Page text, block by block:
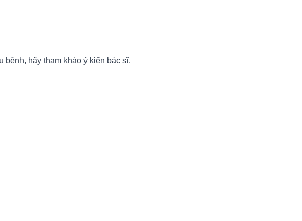
bệnh, hãy tham khảo ý kiến bác sĩ.